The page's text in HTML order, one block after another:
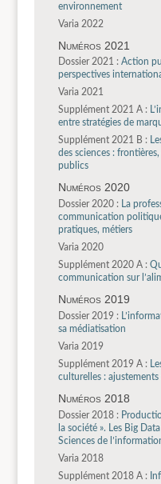
environnement
Varia 2022
Numéros 2021
Dossier 2021 : Action
perspectives
Varia 2021
Supplément 2021 A :
entre stratégies de
Supplément 2021 B :
des sciences :
publics
Numéros 2020
Dossier 2020 : La
communication
pratiques, métiers
Varia 2020
Supplément 2020 A :
communication sur
Numéros 2019
Dossier 2019 :
sa médiatisation
Varia 2019
Supplément 2019 A :
culturelles :
Numéros 2018
Dossier 2018 :
la société ». Les Big
Sciences de
Varia 2018
Supplément 2018 A :